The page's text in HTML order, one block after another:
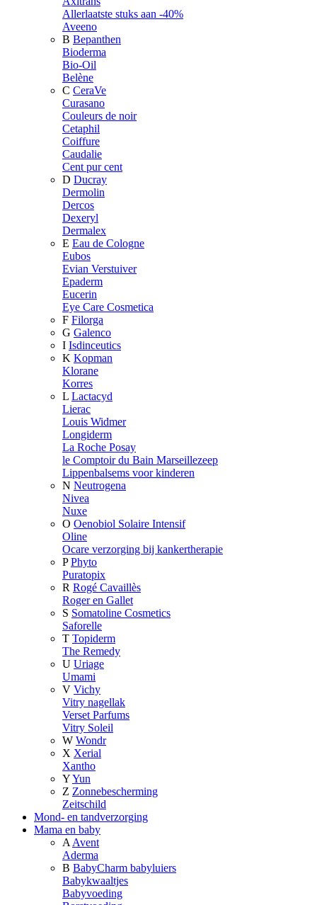
Allerlaatste stuks aan -40%
Aveeno
B Bepanthen
Bioderma
Bio-Oil
Belène
C CeraVe
Curasano
Couleurs de noir
Cetaphil
Coiffure
Caudalie
Cent pur cent
D Ducray
Dermolin
Dercos
Dexeryl
Dermalex
E Eau de Cologne
Eubos
Evian Verstuiver
Epaderm
Eucerin
Eye Care Cosmetica
F Filorga
G Galenco
I Isdinceutics
K Kopman
Klorane
Korres
L Lactacyd
Lierac
Louis Widmer
Longiderm
La Roche Posay
le Comptoir du Bain Marseillezeep
Lippenbalsems voor kinderen
N Neutrogena
Nivea
Nuxe
O Oenobiol Solaire Intensif
Oline
Ocare verzorging bij kankertherapie
P Phyto
Puratopix
R Rogé Cavaillès
Roger en Gallet
S Somatoline Cosmetics
Saforelle
T Topiderm
The Remedy
U Uriage
Umami
V Vichy
Vitry nagellak
Verset Parfums
Vitry Soleil
W Wondr
X Xerial
Xantho
YYun
Z Zonnebescherming
Zeitschild
Mond- en tandverzorging
Mama en baby
A Avent
Aderma
B BabyCharm babyluiers
Babykwaaltjes
Babyvoeding